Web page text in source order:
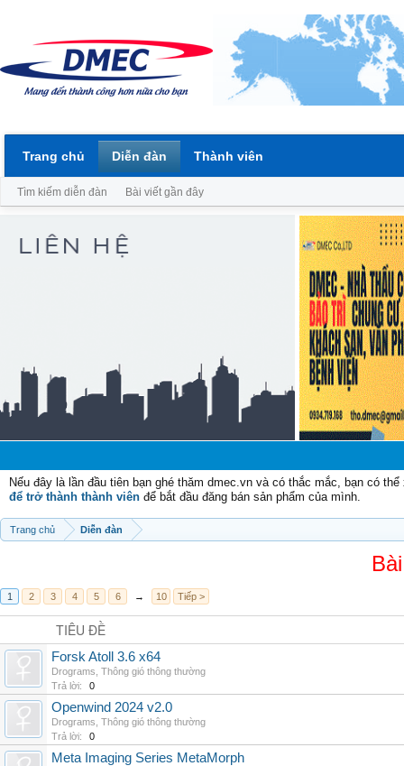
Nếu đây là lần đầu tiên bạn ghé thăm dmec.vn và có thắc mắc, bạn có
để trở thành thành viên để bắt đầu đăng bán sản phẩm của mình.
Trang chủ Diễn đàn
1 2 3 4 5 6 → 10 Tiếp >
TIÊU ĐỀ
Forsk Atoll 3.6 x64
Drograms Thông gió thông thường
Trả lời:
0
Openwind 2024 v2.0
Drograms Thông gió thông thường
Trả lời:
0
Meta Imaging Series MetaMorph
Trang chủ Diễn đàn
Tìm kiếm diễn đàn Bài viết gần đây
Thành viên